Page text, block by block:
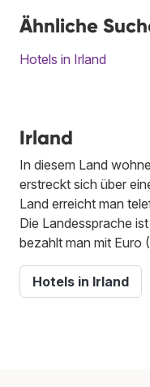
Ähnliche
Hotels in Irland
Irland
In diesem Land
erstreckt sich über
Land erreicht man
Die Landessprache
bezahlt man mit Euro
Hotels in Irland